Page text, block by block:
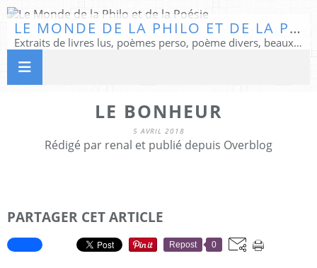
LE MONDE DE LA PHILO ET DE LA POÉSIE
Extraits de livres lus, poèmes perso, poème divers, beaux textes...
LE BONHEUR
5 AVRIL 2018
Rédigé par renal et publié depuis Overblog
PARTAGER CET ARTICLE
Repost 0